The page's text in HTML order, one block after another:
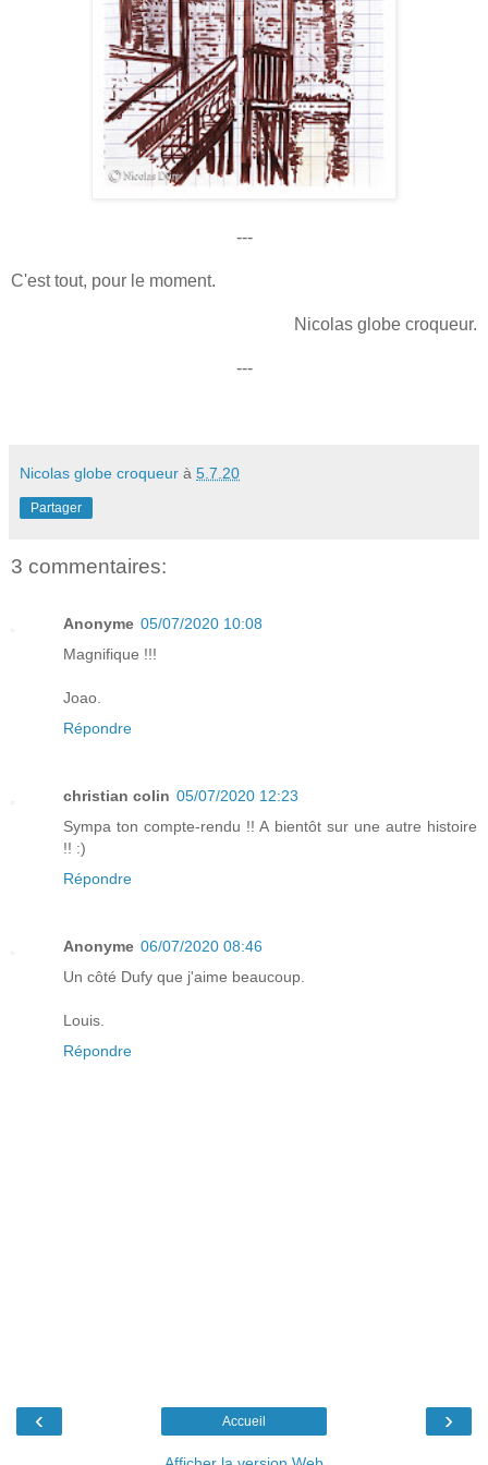
---
C'est tout, pour le moment.
Nicolas globe croqueur.
---
Nicolas globe croqueur à 5.7.20
Partager
3 commentaires:
Anonyme 05/07/2020 10:08
Magnifique !!!
Joao.
Répondre
christian colin 05/07/2020 12:23
Sympa ton compte-rendu !! A bientôt sur une autre histoire
!! :)
Répondre
Anonyme 06/07/2020 08:46
Un côté Dufy que j'aime beaucoup.
Louis.
Répondre
‹ ›
Accueil